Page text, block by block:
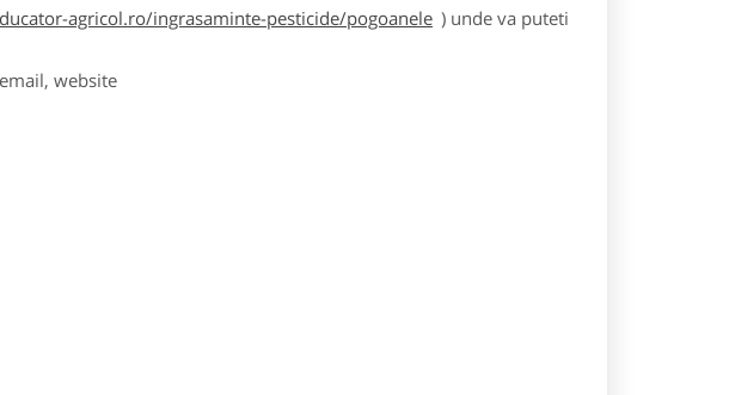
agricol.ro/ingrasaminte-pesticide/pogoanele ) unde va puteti
website